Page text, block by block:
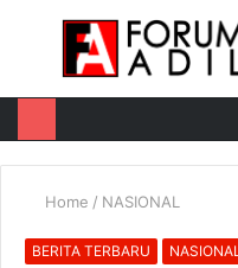
Menu
Home / NASIONAL
BERITA TERBARU NASIONAL